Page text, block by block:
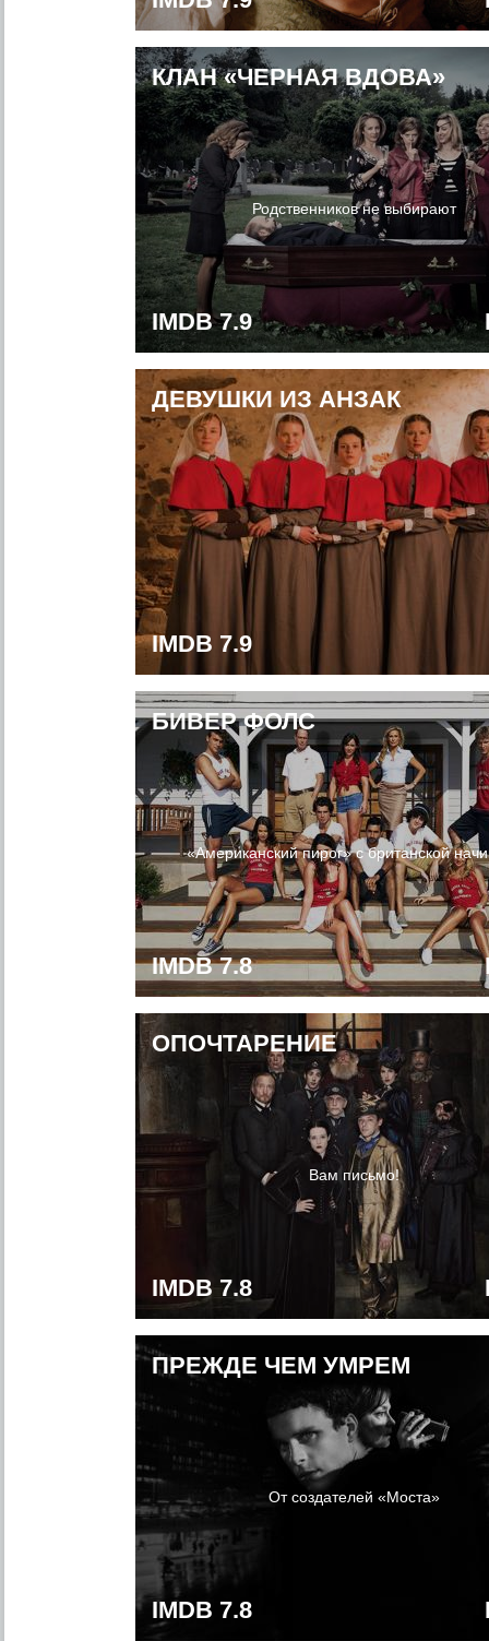
КЛАН «ЧЕРНАЯ ВДОВА»
Родственников не выбирают
IMDB 7.9
ДЕВУШКИ ИЗ АНЗАК
IMDB 7.9
БИВЕР ФОЛС
«Американский пирог» с британской
IMDB 7.8
ОПОЧТАРЕНИЕ
Вам письмо!
IMDB 7.8
ПРЕЖДЕ ЧЕМ УМРЕМ
От создателей «Моста»
IMDB 7.8